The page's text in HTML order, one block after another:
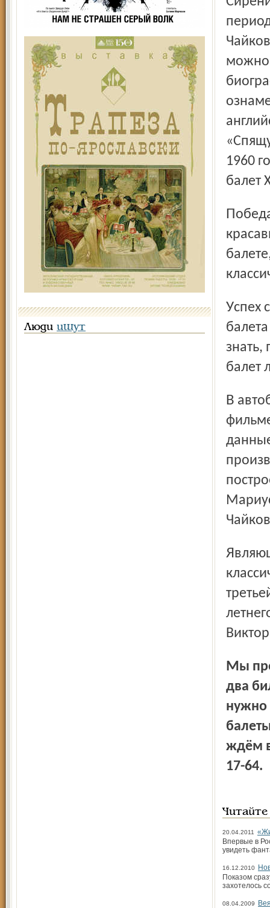
Люди ищут
можно
1960
балет
Победа, одержанная авторами балета «Спящая
Успех спектакля восстановил веру русских деятелей
знать,
балет
В автобиографии, написанной Мариусом Петипа, и в
Являющаяся и поныне одной из вершин русского
Мы предлагаем читателям «Северного края» выиграть
два
нужно
ждём в
17-64.
20.04.2011
Впервые в
увидеть
16.12.2010
Показом
захотелось
08.04.2009